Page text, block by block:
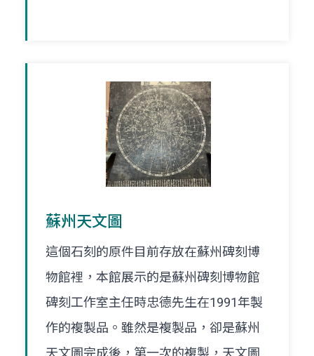
蘇州天文圖
這個石刻的原件目前存放在蘇州碑刻博
物館裡，本館展示的是蘇州碑刻博物館
碑刻工作室主任時忠德先生在1991年製
作的複製品。雖然是複製品，卻是蘇州
天文圖完成後，第一次的複製，天文圖